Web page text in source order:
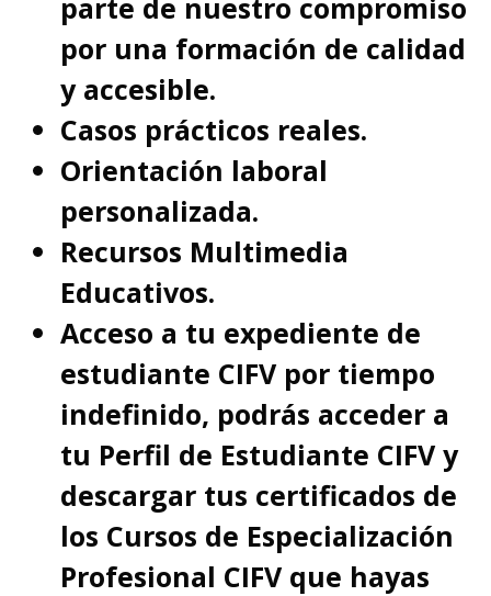
parte de nuestro compromiso
por una formación de calidad
y accesible.
Casos prácticos reales.
Orientación laboral
personalizada.
Recursos Multimedia
Educativos.
Acceso a tu expediente de
estudiante CIFV por tiempo
indefinido, podrás acceder a
tu Perfil de Estudiante CIFV y
descargar tus certificados de
los Cursos de Especialización
Profesional CIFV que hayas